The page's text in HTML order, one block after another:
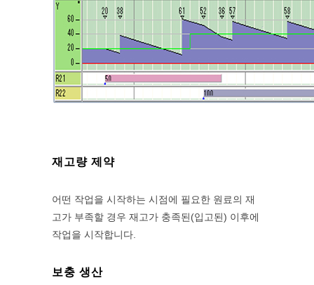
재고량 제약
어떤 작업을 시작하는 시점에 필요한 원료의 재
고가 부족할 경우 재고가 충족된(입고된) 이후에
작업을 시작합니다.
보충 생산